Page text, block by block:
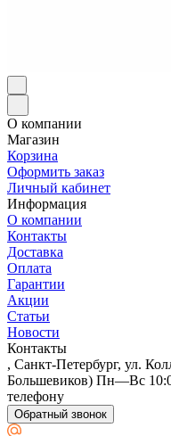
О компании
Магазин
Корзина
Оформить заказ
Личный кабинет
Информация
О компании
Контакты
Доставка
Оплата
Гарантии
Акции
Статьи
Новости
Контакты
, Санкт-Петербург, ул.
Большевиков) Пн—Вс
телефону
Обратный звонок